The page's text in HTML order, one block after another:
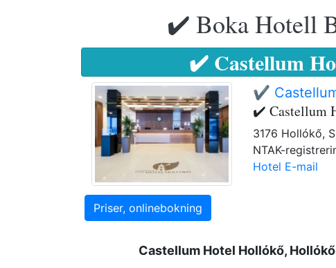
✔️ Boka Hotell
✔️ Castellum
✔️
✔️ Castellum
3176 Hollókő,
NTAK-
Hotel E-mail
Priser, onlinebokning
Castellum Hotel Hollókő,